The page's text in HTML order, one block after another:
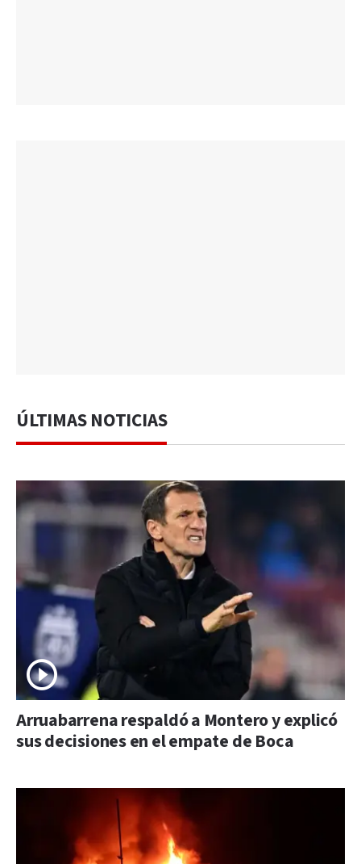
ÚLTIMAS NOTICIAS
Arruabarrena respaldó a Montero y explicó
sus decisiones en el empate de Boca